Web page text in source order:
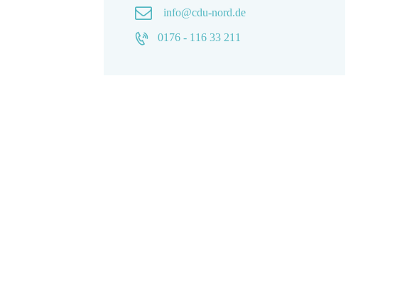
info@cdu-nord.de
0176 - 116 33 211